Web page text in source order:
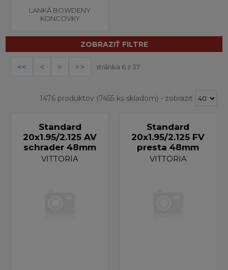
LANKÁ BOWDENY
KONCOVKY
ZOBRAZIŤ FILTRE
stránka 6 z 37
1476 produktov(7455 ks skladom) - zobraziť
Standard
20x1.95/2.125 AV
schrader 48mm
VITTORIA
Standard
20x1.95/2.125 FV
presta 48mm
VITTORIA